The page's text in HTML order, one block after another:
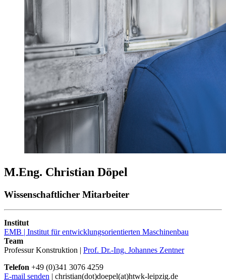
M.Eng. Christian Döpel
Wissenschaftlicher Mitarbeiter
Institut
EMB | Institut für entwicklungsorientierten Maschinenbau
Team
Professur Konstruktion | Prof. Dr.-Ing. Johannes Zentner
Telefon +49 (0)341 3076 4259
E-mail senden | christian(dot)doepel(at)htwk-leipzig.de